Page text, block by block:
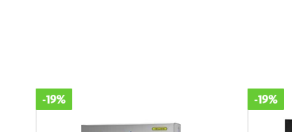
-19% -19%